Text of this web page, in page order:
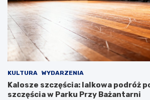
m
d
l
a
d
z
i
e
c
i
KULTURA WYDARZENIA
Kalosze szczęścia: lalkowa podróż
szczęścia w Parku Przy Bażantarni